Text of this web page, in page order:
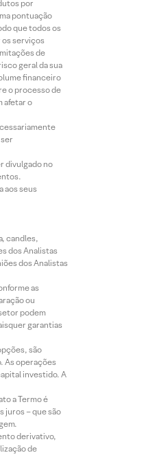
por
pontuação
que todos os
os serviços
de
geral da sua
financeiro
o processo de
afetar o
divulgado no
aos seus
candles,
dos Analistas
dos Analistas
as
ou
podem
garantias
são
As operações
investido. A
a Termo é
juros – que são
derivativo,
de